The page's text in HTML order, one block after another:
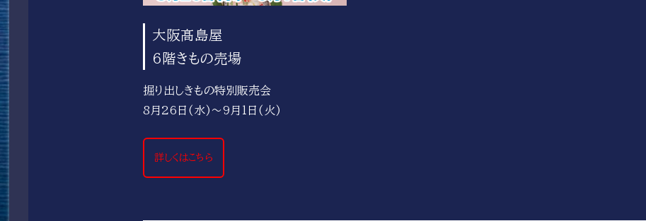
大阪髙島屋
6階きもの売場
掘り出しきもの特別販売会
8月26日(水)～9月1日(火)
詳しくはこちら